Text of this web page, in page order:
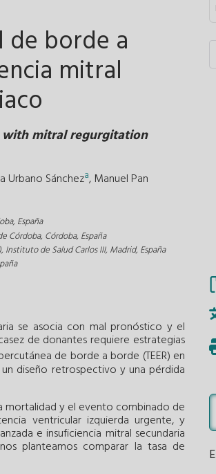
borde a
mitral
with mitral regurgitation
Urbano Sáncheza, Manuel Pan
España
Córdoba, Córdoba, España
Instituto de Salud Carlos III, Madrid, España
se asocia con mal pronóstico y el
de donantes requiere estrategias
de borde a borde (TEER) en
diseño retrospectivo y una pérdida
mortalidad y el evento combinado de
ventricular izquierda urgente, y
e insuficiencia mitral secundaria
planteamos comparar la tasa de